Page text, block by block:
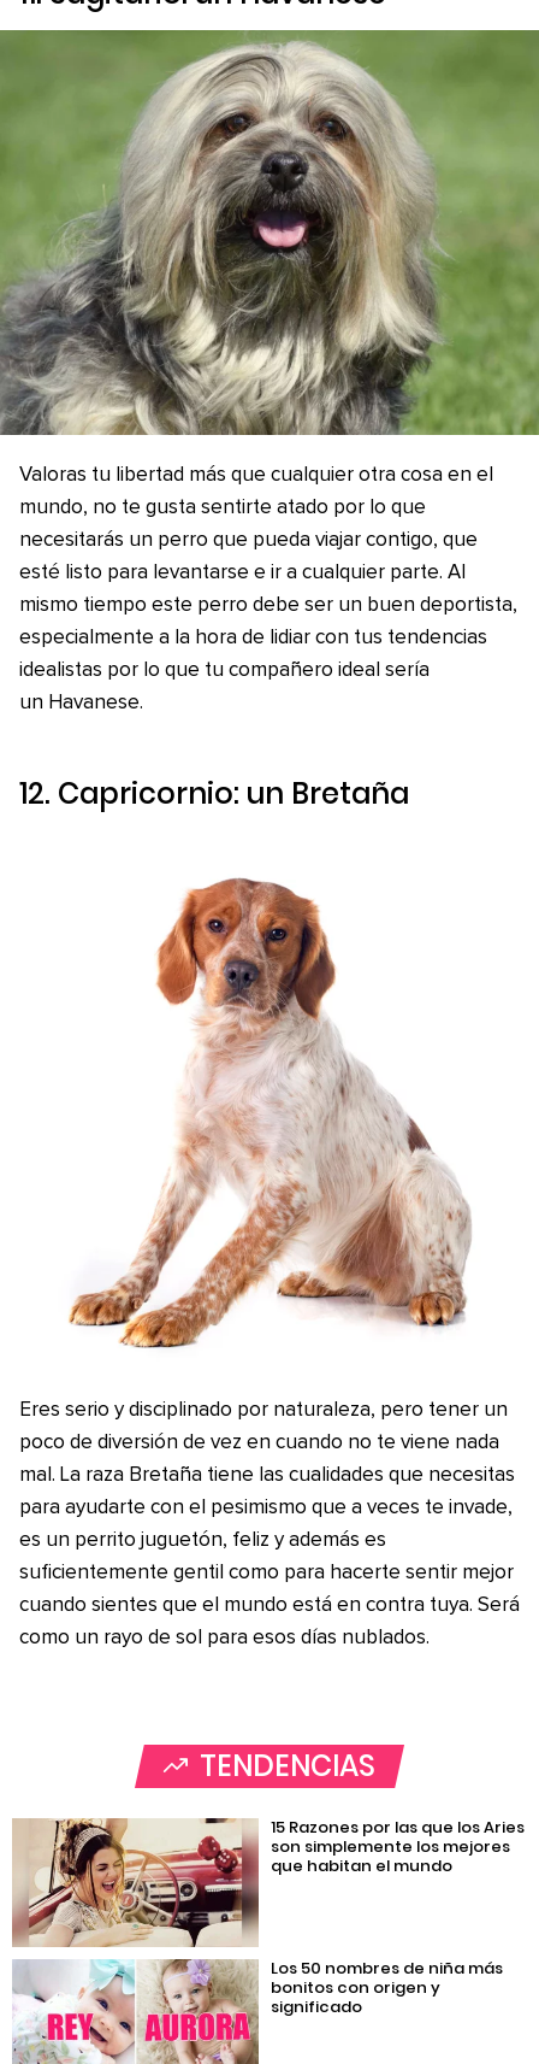
Valoras tu libertad más que cualquier otra cosa en el
mundo, no te gusta sentirte atado por lo que
necesitarás un perro que pueda viajar contigo, que
esté listo para levantarse e ir a cualquier parte. Al
mismo tiempo este perro debe ser un buen deportista,
especialmente a la hora de lidiar con tus tendencias
idealistas por lo que tu compañero ideal sería
un Havanese.
12. Capricornio: un Bretaña
Eres serio y disciplinado por naturaleza, pero tener un
poco de diversión de vez en cuando no te viene nada
mal. La raza Bretaña tiene las cualidades que necesitas
para ayudarte con el pesimismo que a veces te invade,
es un perrito juguetón, feliz y además es
suficientemente gentil como para hacerte sentir mejor
cuando sientes que el mundo está en contra tuya. Será
como un rayo de sol para esos días nublados.
TENDENCIAS
15 Razones por las que los Aries
son simplemente los mejores
que habitan el mundo
Los 50 nombres de niña más
bonitos con origen y
significado